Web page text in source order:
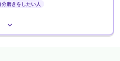
分磨きをしたい人